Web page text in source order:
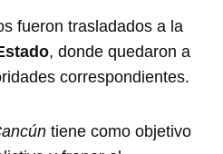
fueron trasladados a la
, donde quedaron a
correspondientes.
tiene como objetivo